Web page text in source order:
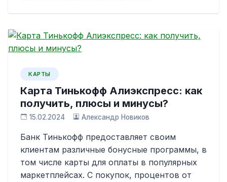
КАРТЫ
Карта Тинькофф Алиэкспресс: как
получить, плюсы и минусы?
15.02.2024 Александр Новиков
Банк Тинькофф предоставляет своим
клиентам различные бонусные программы, в
том числе карты для оплаты в популярных
маркетплейсах. С покупок, процентов от